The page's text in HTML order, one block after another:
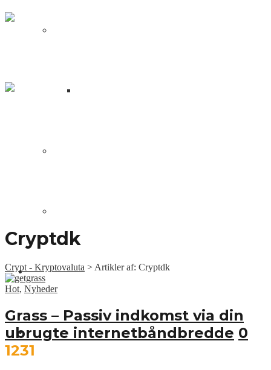
Nyheder
Kurslister
Cryptdk
Crypt - Kryptovaluta > Artikler af: Cryptdk
Hot, Nyheder
Grass – Passiv indkomst via din
ubrugte internetbåndbredde 0
1231